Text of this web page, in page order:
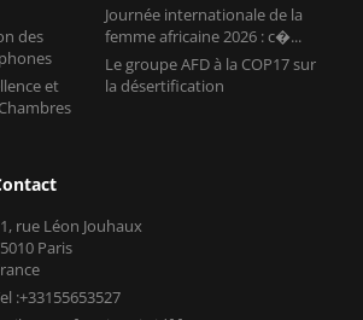
des
et
Journée internationale de la
femme africaine 2026 : c�...
Le groupe AFD à la COP17 sur
la désertification
rue Léon Jouhaux
Paris
:+33155653527